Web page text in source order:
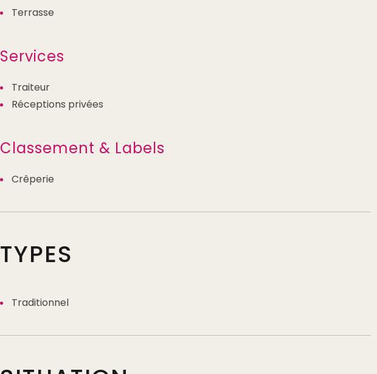
Terrasse
Services
Traiteur
Réceptions privées
Classement & Labels
Crêperie
TYPES
Traditionnel